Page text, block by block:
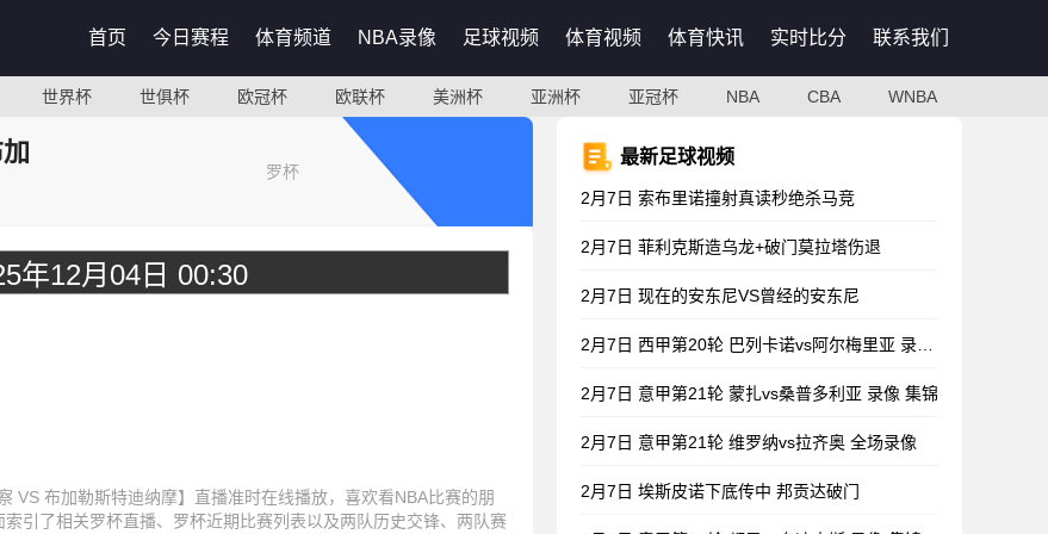
首页 今日赛程 体育频道 NBA录像 足球视频 体育视频 体育快讯 实时比分 联系我们
世界杯 世俱杯 欧冠杯 欧联杯 美洲杯 亚洲杯 亚冠杯 NBA CBA WNBA
罗杯
年12月04日 00:30
VS 布加勒斯特迪纳摩】直播准时在线播放，喜欢看NBA比赛的朋
引了相关罗杯直播、罗杯近期比赛列表以及两队历史交锋、两队赛
最新足球视频
2月7日 索布里诺撞射真读秒绝杀马竞
2月7日 菲利克斯造乌龙+破门莫拉塔伤退
2月7日 现在的安东尼VS曾经的安东尼
2月7日 意甲第21轮 蒙扎vs桑普多利亚 录像 集锦
2月7日 意甲第21轮 维罗纳vs拉齐奥 全场录像
2月7日 埃斯皮诺下底传中 邦贡达破门